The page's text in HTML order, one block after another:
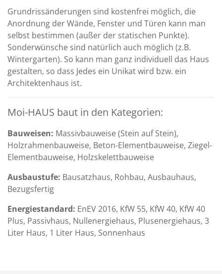
Grundrissänderungen sind kostenfrei möglich, die
Anordnung der Wände, Fenster und Türen kann man
selbst bestimmen (außer der statischen Punkte).
Sonderwünsche sind natürlich auch möglich (z.B.
Wintergarten). So kann man ganz individuell das Haus
gestalten, so dass Jedes ein Unikat wird bzw. ein
Architektenhaus ist.
Moi-HAUS baut in den Kategorien:
Bauweisen: Massivbauweise (Stein auf Stein),
Holzrahmenbauweise, Beton-Elementbauweise, Ziegel-
Elementbauweise, Holzskelettbauweise
Ausbaustufe: Bausatzhaus, Rohbau, Ausbauhaus,
Bezugsfertig
Energiestandard: EnEV 2016, KfW 55, KfW 40, KfW 40
Plus, Passivhaus, Nullenergiehaus, Plusenergiehaus, 3
Liter Haus, 1 Liter Haus, Sonnenhaus